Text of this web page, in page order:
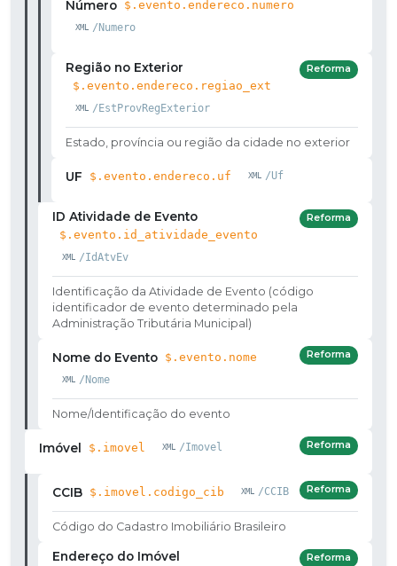
Número $.evento.endereco.numero
/Numero
Região no Exterior
$.evento.endereco.regiao_ext
/EstProvRegExterior
Reforma
Estado, província ou região da cidade no exterior
UF $.evento.endereco.uf /Uf
ID Atividade de Evento
$.evento.id_atividade_evento
/IdAtvEv
Reforma
Identificação da Atividade de Evento (código
identificador de evento determinado pela
Administração Tributária Municipal)
Nome do Evento $.evento.nome
/Nome
Reforma
Nome/Identificação do evento
Imóvel $.imovel /Imovel Reforma
CCIB $.imovel.codigo_cib /CCIB Reforma
Código do Cadastro Imobiliário Brasileiro
Endereço do Imóvel Reforma